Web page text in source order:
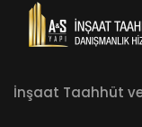
İnşaat Taahhüt